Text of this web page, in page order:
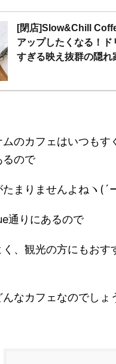
[閉店]Slow&Chill
アップしたくなる！ド
すぎる映え抜群の隠れ
ムのカフェはいつもす
るので
まりませんよねヽ(´
りにあるので
、観光の方にもおす
なカフェなのでしょ